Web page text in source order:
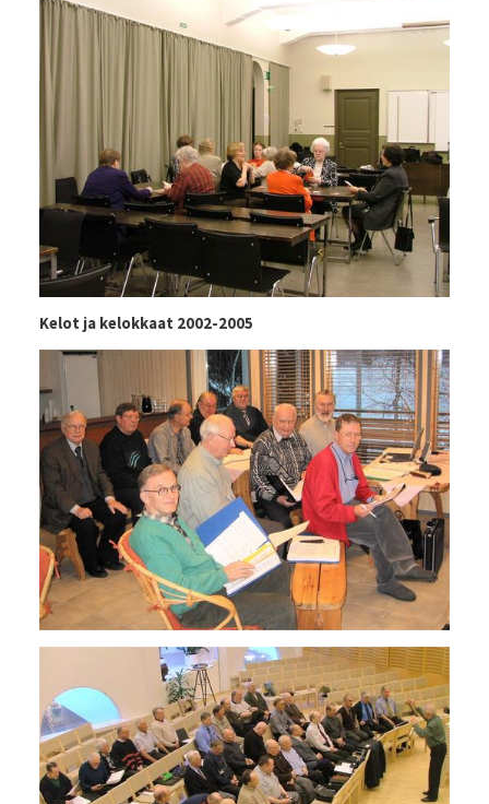
Kelot ja kelokkaat 2002-2005